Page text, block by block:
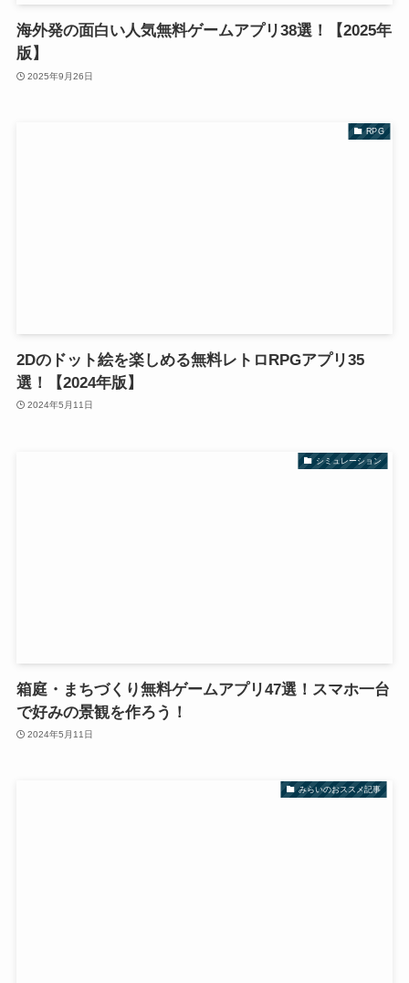
海外発の面白い人気無料ゲームアプリ38選！【2025年
版】
2025年9月26日
RPG
2Dのドット絵を楽しめる無料レトロRPGアプリ35
選！【2024年版】
2024年5月11日
シミュレーション
箱庭・まちづくり無料ゲームアプリ47選！スマホ一台
で好みの景観を作ろう！
2024年5月11日
みらいのおススメ記事